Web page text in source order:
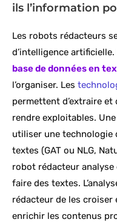
ils l’information
Les robots rédacteurs
d’intelligence
base de données en
l’organiser. Les
permettent d’extraire et
rendre exploitables.
utiliser une technologie
textes (GAT ou NLG,
robot rédacteur analyse
faire des textes.
rédacteur de les croiser
enrichir les contenus